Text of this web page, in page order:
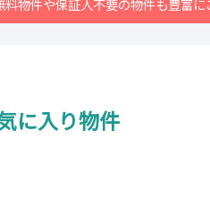
料物件や保証人不要の物件も豊富
に入り物件